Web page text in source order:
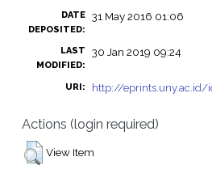
DATE
DEPOSITED:
31 May 2016 01:06
LAST
MODIFIED:
30 Jan 2019 09:24
URI: http://
Actions (login required)
View Item